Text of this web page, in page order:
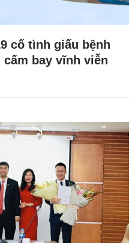
cố tình giấu bệnh
cấm bay vĩnh viễn